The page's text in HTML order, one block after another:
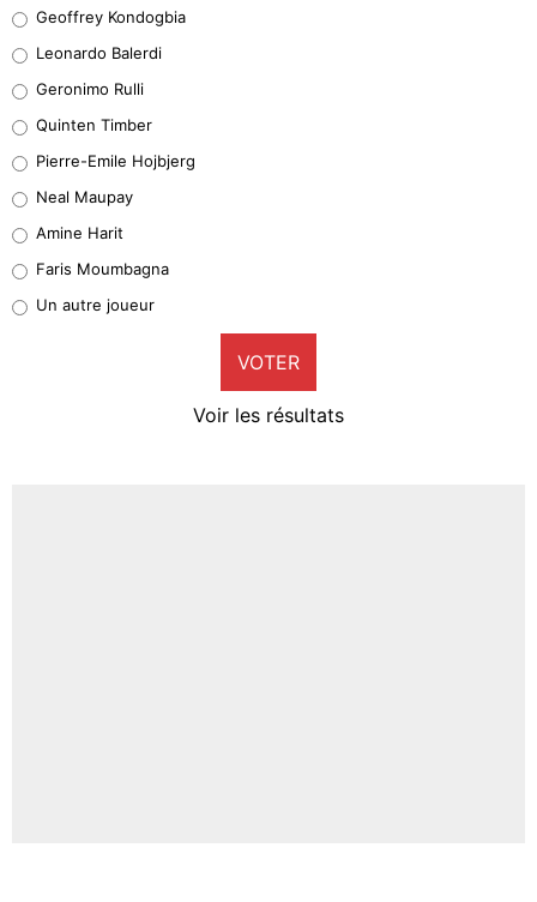
38%
32%
5%
1%
9%
Geoffrey Kondogbia
Leonardo Balerdi
Geronimo Rulli
Quinten Timber
Pierre-Emile Hojbjerg
Neal Maupay
Amine Harit
Faris Moumbagna
Un autre joueur
VOTER
Voir les résultats